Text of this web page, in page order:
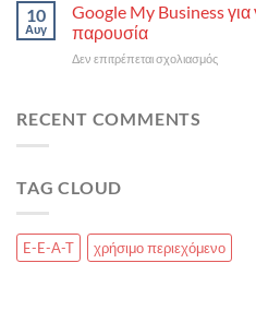
SEO
go-
στο
άρθρα
10
Αυγ
Google My Business
παρουσία
Δεν επιτρέπεται σχολιασμόςστο
RECENT COMMENTS
TAG CLOUD
E-E-A-T χρήσιμο περιεχόμενο